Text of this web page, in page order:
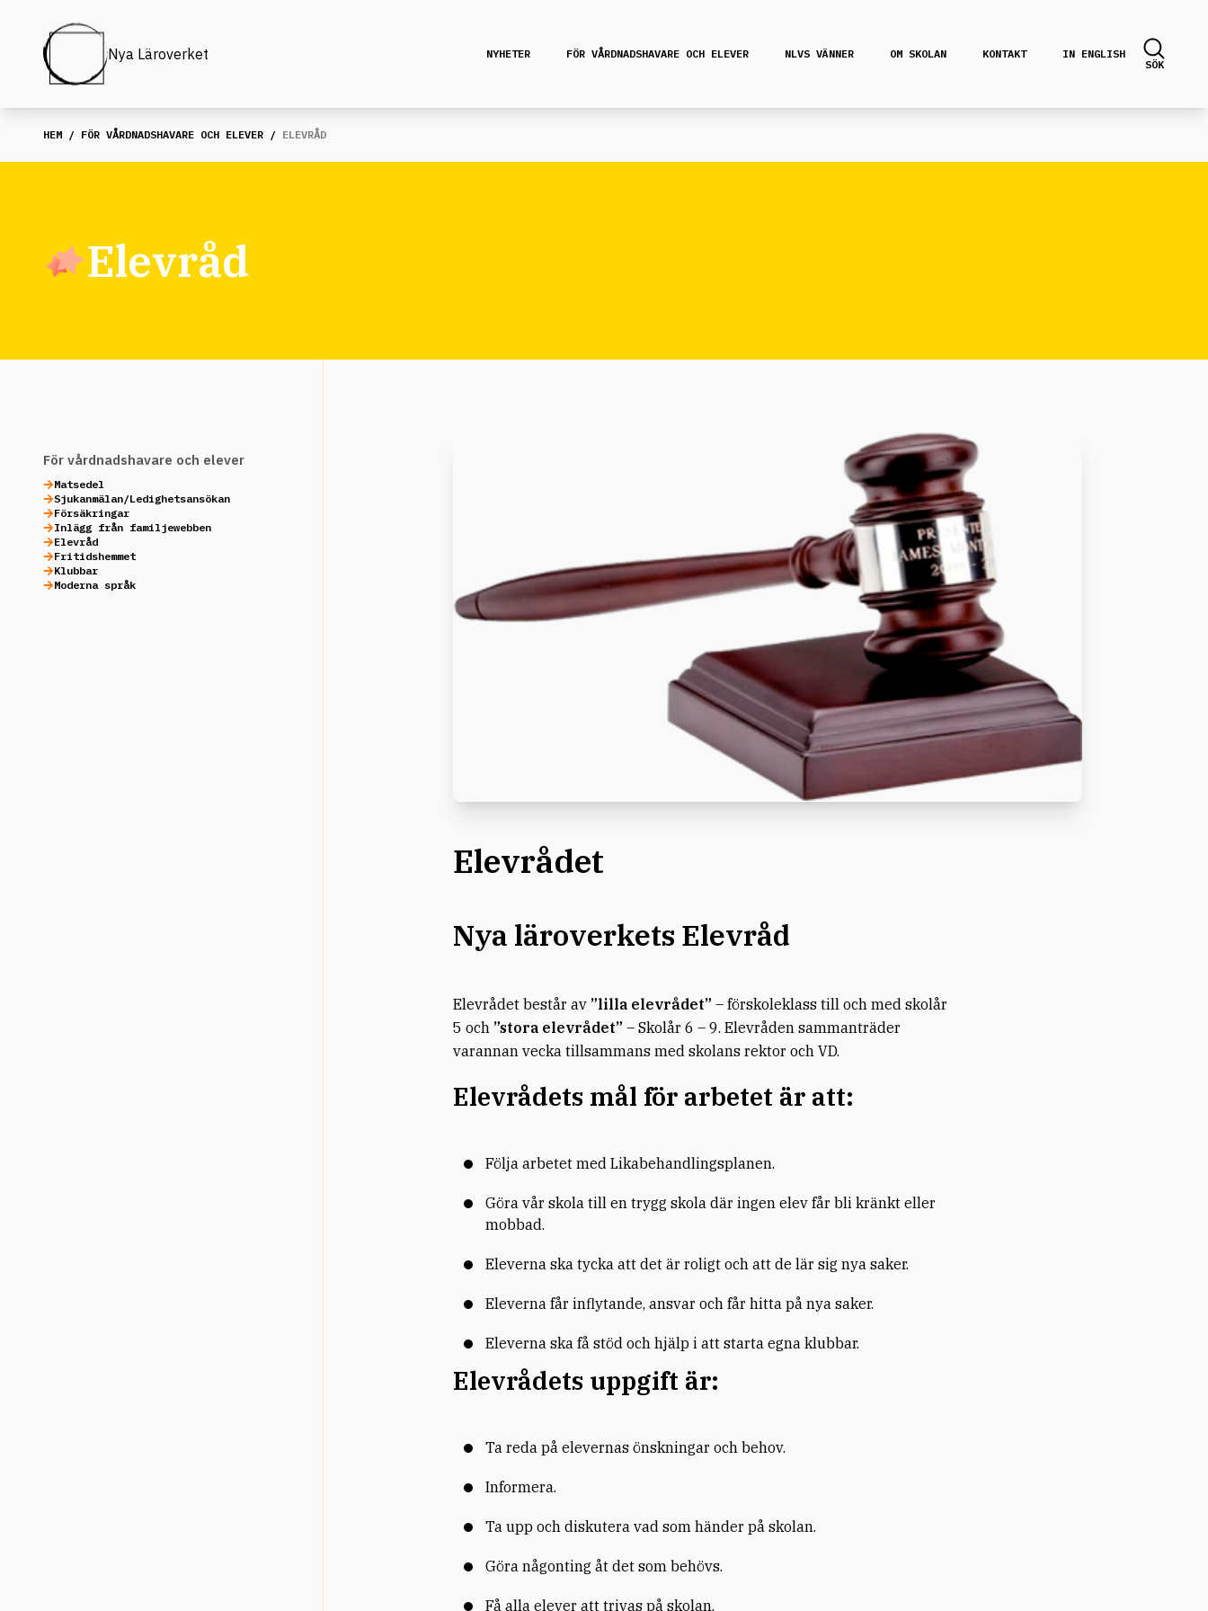
Nya Läroverket NYHETER FÖR VÅRDNADSHAVARE OCH ELEVER NLVS VÄNNER OM SKOLAN KONTAKT
IN ENGLISH
SÖK
HEM / FÖR VÅRDNADSHAVARE OCH ELEVER / ELEVRÅD
Elevråd
För vårdnadshavare och elever
Matsedel
Sjukanmälan/Ledighetsansökan
Försäkringar
Inlägg från familjewebben
Elevråd
Fritidshemmet
Klubbar
Moderna språk
Elevrådet
Nya läroverkets Elevråd
Elevrådet består av ”lilla elevrådet” – förskoleklass till och med skolår
5 och ”stora elevrådet” – Skolår 6 – 9. Elevråden sammanträder
varannan vecka tillsammans med skolans rektor och VD.
Elevrådets mål för arbetet är att:
Följa arbetet med Likabehandlingsplanen.
Göra vår skola till en trygg skola där ingen elev får bli kränkt eller
mobbad.
Eleverna ska tycka att det är roligt och att de lär sig nya saker.
Eleverna får inflytande, ansvar och får hitta på nya saker.
Eleverna ska få stöd och hjälp i att starta egna klubbar.
Elevrådets uppgift är:
Ta reda på elevernas önskningar och behov.
Informera.
Ta upp och diskutera vad som händer på skolan.
Göra någonting åt det som behövs.
Få alla elever att trivas på skolan.